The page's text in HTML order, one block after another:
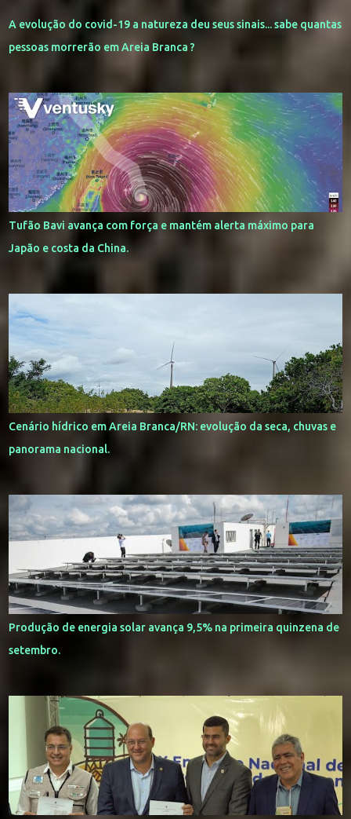
A evolução do covid-19 a natureza deu seus sinais... sabe quantas
pessoas morrerão em Areia Branca ?
Tufão Bavi avança com força e mantém alerta máximo para
Japão e costa da China.
Cenário hídrico em Areia Branca/RN: evolução da seca, chuvas e
panorama nacional.
Produção de energia solar avança 9,5% na primeira quinzena de
setembro.